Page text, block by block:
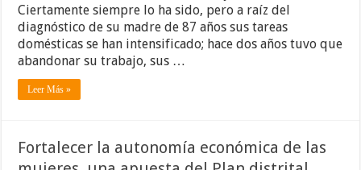
Ciertamente siempre lo ha sido, pero a raíz del
diagnóstico de su madre de 87 años sus tareas
domésticas se han intensificado; hace dos años tuvo que
abandonar su trabajo, sus …
Leer Más »
Fortalecer la autonomía económica de las